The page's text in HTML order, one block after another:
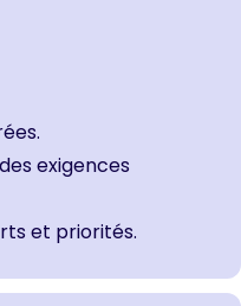
exigences
et priorités.